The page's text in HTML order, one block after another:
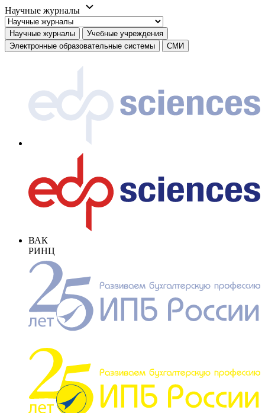
Научные журналы
Научные журналы
Учебные учреждения
Электронные образовательные системы
СМИ
ВАК
РИНЦ